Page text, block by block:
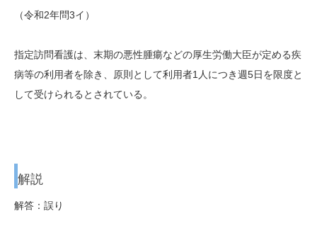
（令和2年問3イ）
指定訪問看護は、末期の悪性腫瘍などの厚生労働大臣が定める疾
病等の利用者を除き、原則として利用者1人につき週5日を限度と
して受けられるとされている。
解説
解答：誤り